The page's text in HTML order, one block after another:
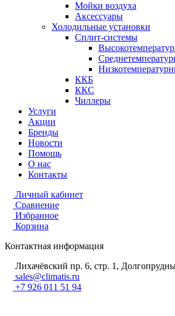
Мойки воздуха
Аксессуары
Холодильные установки
Сплит-системы
ККБ
ККС
Чиллеры
Услуги
Акции
Бренды
Новости
Помощь
О нас
Контакты
Личный кабинет
Сравнение
Избранное
Корзина
Контактная информация
Лихачёвский пр. 6, стр. 1,
sales@climatis.ru
+7 926 011 51 94